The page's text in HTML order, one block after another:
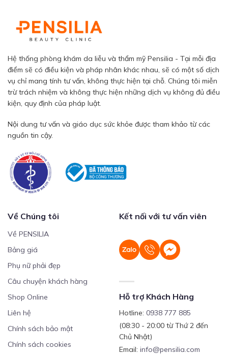
Hệ thống phòng khám da liễu và thẩm mỹ Pensilia - Tại mỗi địa
điểm sẽ có điều kiện và pháp nhân khác nhau, sẽ có một số dịch
vụ chỉ mang tính tư vấn, không thực hiện tại chỗ. Chúng tôi miễn
trừ trách nhiệm và không thực hiện những dịch vụ không đủ điều
kiện, quy định của pháp luật.
Nội dung tư vấn và giáo dục sức khỏe được tham khảo từ các
nguồn tin cậy.
Về Chúng tôi
Về PENSILIA
Bảng giá
Phụ nữ phải đẹp
Câu chuyện khách hàng
Shop Online
Liên hệ
Chính sách bảo mật
Chính sách cookies
Kết nối với tư vấn viên
Hỗ trợ Khách Hàng
Hotline: 0938 777 885
(08:30 - 20:00 từ Thứ 2 đến
Chủ Nhật)
Email: info@pensilia.com